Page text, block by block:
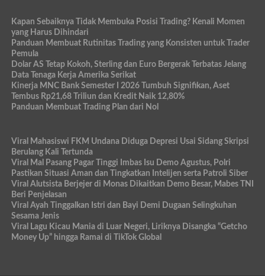
Kapan Sebaiknya Tidak Membuka Posisi Trading? Kenali Momen
yang Harus Dihindari
Panduan Membuat Rutinitas Trading yang Konsisten untuk Trader
Pemula
Dolar AS Tetap Kokoh, Sterling dan Euro Bergerak Terbatas Jelang
Data Tenaga Kerja Amerika Serikat
Kinerja MNC Bank Semester I 2026 Tumbuh Signifikan, Aset
Tembus Rp21,68 Triliun dan Kredit Naik 12,80%
Panduan Membuat Trading Plan dari Nol
Viral Mahasiswi FKM Undana Diduga Depresi Usai Sidang Skripsi
Berulang Kali Tertunda
Viral Mal Pasang Pagar Tinggi Imbas Isu Demo Agustus, Polri
Pastikan Situasi Aman dan Tingkatkan Intelijen serta Patroli Siber
Viral Alutsista Berjejer di Monas Dikaitkan Demo Besar, Mabes TNI
Beri Penjelasan
Viral Ayah Tinggalkan Istri dan Bayi Demi Dugaan Selingkuhan
Sesama Jenis
Viral Lagu Kicau Mania di Luar Negeri, Liriknya Disangka “Getcho
Money Up” hingga Ramai di TikTok Global